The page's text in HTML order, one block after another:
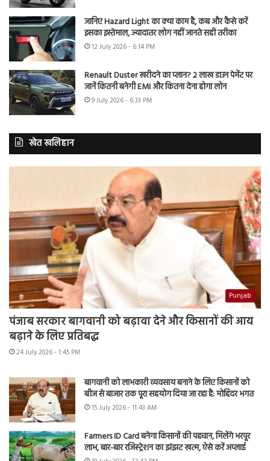
जानिए Hazard Light का क्या काम है, कब और कैसे करें
इसका इस्तेमाल, ज्यादातर लोग नहीं जानते सही तरीका
12 July 2026 - 6:14 PM
Renault Duster खरीदने का प्लान? 2 लाख डाउन पेमेंट पर
जानें कितनी बनेगी EMI और कितना देना होगा लोन
9 July 2026 - 6:33 PM
खेत खलिहान
Punjab
पंजाब सरकार बागवानी को बढ़ावा देने और किसानों की आय
बढ़ाने के लिए प्रतिबद्ध
24 July 2026 - 1:45 PM
बागवानी को लाभकारी व्यवसाय बनाने के लिए किसानों को
बीज से बाजार तक पूरा सहयोग दिया जा रहा है: मोहिंदर भगत
15 July 2026 - 11:43 AM
Farmers ID Card बनेगा किसानों की पहचान, मिलेंगे भरपूर
लाभ, बार-बार रजिस्ट्रेशन का झंझट खत्म, ऐसे करें अप्लाई